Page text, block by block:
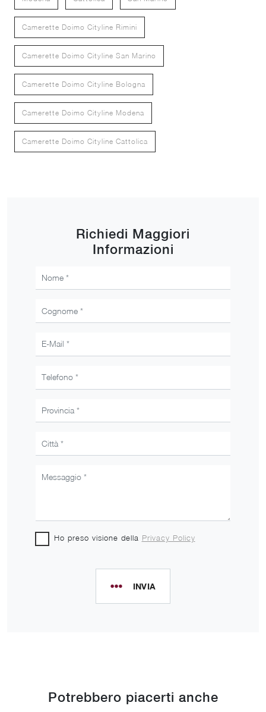
Camerette Doimo Cityline Rimini
Camerette Doimo Cityline San Marino
Camerette Doimo Cityline Bologna
Camerette Doimo Cityline Modena
Camerette Doimo Cityline Cattolica
Richiedi Maggiori
Informazioni
Ho preso visione della Privacy Policy
INVIA
Potrebbero piacerti anche